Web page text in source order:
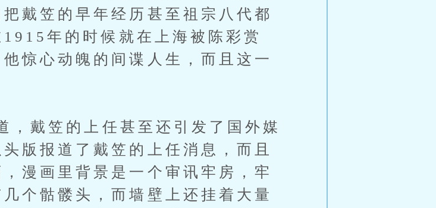
戴笠的早年经历甚至祖宗八代都
年的时候就在上海被陈彩赏
惊心动魄的间谍人生，而且这一
戴笠的上任甚至还引发了国外媒
版报道了戴笠的上任消息，而且
漫画里背景是一个审讯牢房，牢
个骷髅头，而墙壁上还挂着大量